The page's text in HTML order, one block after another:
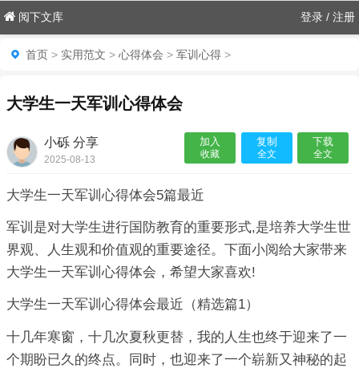
阅下文库 登录 / 注册
首页 > 实用范文 > 心得体会 > 军训心得 >
大学生一天军训心得体会
小砾 分享
2025-08-13
加入
收藏
复制
全文
下载
全文
大学生一天军训心得体会5篇最近
军训是对大学生进行国防教育的重要形式,是培养大学生世
界观、人生观和价值观的重要途径。下面小阅给大家带来
大学生一天军训心得体会，希望大家喜欢!
大学生一天军训心得体会最近（精选篇1）
十几年寒窗，十几次夏秋更替，我的人生也终于迎来了一
个期盼已久的终点。同时，也迎来了一个崭新又神秘的起